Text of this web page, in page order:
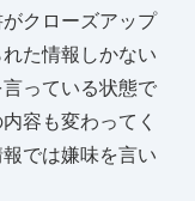
クローズアップ
た情報しかない
っている状態で
容も変わってく
では嫌味を言い